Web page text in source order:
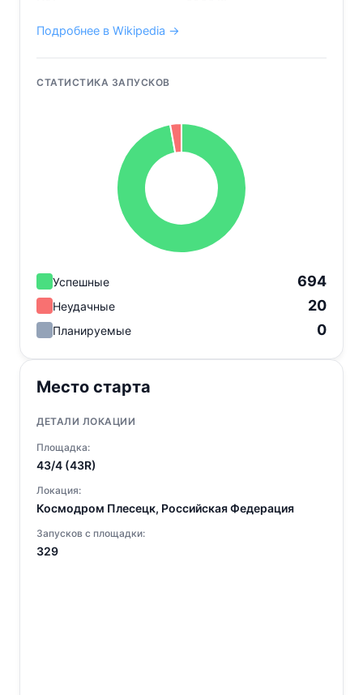
Подробнее в Wikipedia →
СТАТИСТИКА ЗАПУСКОВ
Успешные 694
Неудачные 20
Планируемые 0
Место старта
ДЕТАЛИ ЛОКАЦИИ
Площадка:
43/4 (43R)
Локация:
Космодром Плесецк, Российская Федерация
Запусков с площадки:
329